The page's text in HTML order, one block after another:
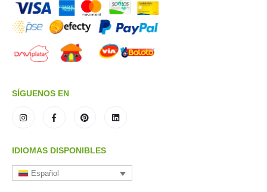
SÍGUENOS EN
IDIOMAS DISPONIBLES
Español